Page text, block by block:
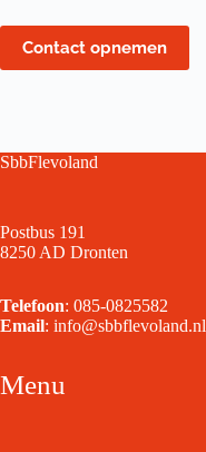
Contact opnemen
SbbFlevoland
Postbus 191
8250 AD Dronten
Telefoon: 085-0825582
Email: info@sbbflevoland.nl
Menu